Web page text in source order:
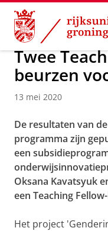
Skip
Content
Skip
Navigation
Over ons Actueel
Twee
beurzen
13 mei 2020
De resultaten van
programma zijn
een
Oksana Kavatsyuk
een Teaching
Het project